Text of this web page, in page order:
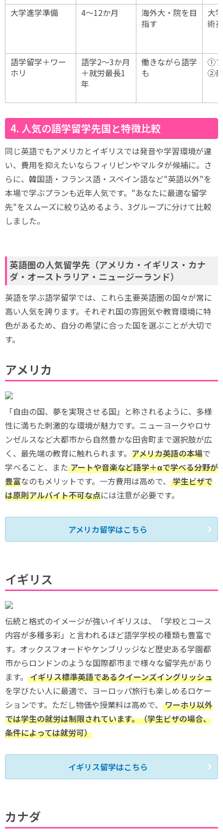
大学進学準備 4〜12か月
海外大・院を目
指す
大
術
語学留学＋ワー
ホリ
語学2〜3か月
＋就労最長1
年
働きながら語学
も
①フ
②豪
4. 人気の語学留学先国と特徴比較
同じ英語でもアメリカとイギリスでは発音や学習環境が違
い、費用を抑えたいならフィリピンやマルタが候補に。さ
らに、韓国語・フランス語・スペイン語など"英語以外"を
本場で学ぶプランも近年人気です。"あなたに最適な留学
先"をスムーズに絞り込めるよう、3グループに分けて比較
しました。
英語圏の人気留学先（アメリカ・イギリス・カナ
ダ・オーストラリア・ニュージーランド）
英語を学ぶ語学留学では、これら主要英語圏の国々が常に
高い人気を誇ります。それぞれ国の雰囲気や教育環境に特
色があるため、自分の希望に合った国を選ぶことが大切で
す。
アメリカ
「自由の国、夢を実現させる国」と称されるように、多様
性に満ちた刺激的な環境が魅力です。ニューヨークやロサ
ンゼルスなど大都市から自然豊かな田舎町まで選択肢が広
く、最先端の教育に触れられます。 アメリカ英語の本場で
学べること、またアートや音楽など語学＋αで学べる分野が
豊富なのもメリットです。一方費用は高めで、 学生ビザで
は原則アルバイト不可な点には注意が必要です。
アメリカ留学はこちら
イギリス
伝統と格式のイメージが強いイギリスは、「学校とコース
内容が多種多彩」と言われるほど語学学校の種類も豊富で
す。オックスフォードやケンブリッジなど歴史ある学園都
市からロンドンのような国際都市まで様々な留学先があり
ます。 イギリス標準英語であるクイーンズイングリッシュ
を学びたい人に最適で、ヨーロッパ旅行も楽しめるロケー
ションです。ただし物価や授業料は高めで、 ワーホリ以外
では学生の就労は制限されています。（学生ビザの場合、
条件によっては就労可）
イギリス留学はこちら
カナダ